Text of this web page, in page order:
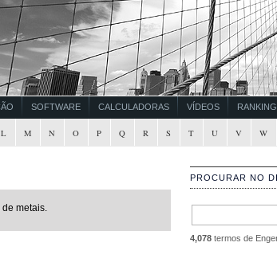
SOFTWARE CALCULADORAS VÍDEOS
L M N O P Q R S T U V W
metais.
PROCURAR NO
4,078termos de